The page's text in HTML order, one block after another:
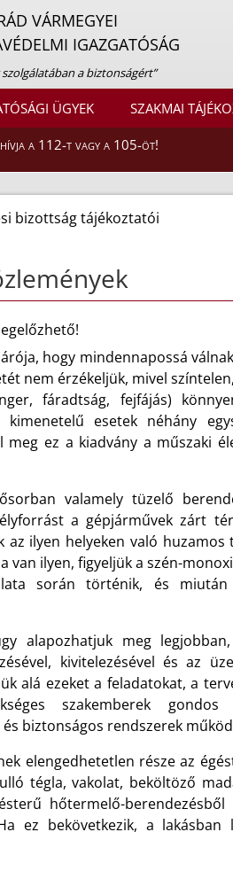
VÁRMEGYEI
IGAZGATÓSÁG
a biztonságért”
ÜGYEK SZAKMAI
hívja a 112-t vagy a 105-öt!
bizottság tájékoztatói
hogy mindennapossá
nem érzékeljük, mivel
fáradtság, fejfájás)
esetek néhány
meg ez a kiadvány a műszaki
valamely tüzelő
a gépjárművek zárt
az ilyen helyeken való
van ilyen, figyeljük a szén-
során történik, és
alapozhatjuk meg
kivitelezésével és az
alá ezeket a feladatokat, a
szakemberek
biztonságos rendszerek
elengedhetetlen része az
tégla, vakolat, beköltöző
hőtermelő-
ez bekövetkezik, a lakásban